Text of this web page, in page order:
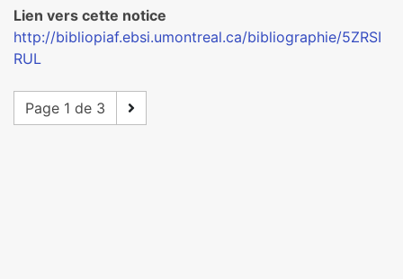
Lien vers cette notice
http://bibliopiaf.ebsi.umontreal.ca/bibliographie/5ZRSI
RUL
Page 1 de 3